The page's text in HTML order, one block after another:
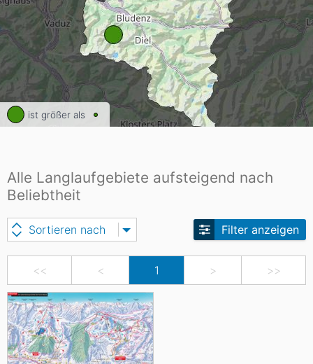
ist größer als
Alle Langlaufgebiete aufsteigend nach
Beliebtheit
<< < 1 > >>
Sortieren nach Filter anzeigen